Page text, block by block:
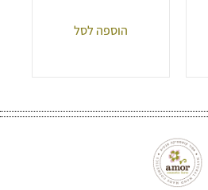
הוספה לסל